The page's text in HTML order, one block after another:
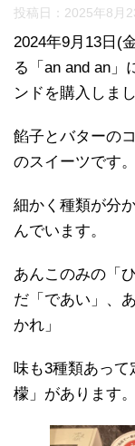
投稿日： 2025年8月
2024年9月13日(
る「an and an」
ンドを購入しまし
餡子とバターの
のスイーツです。
細かく種類が分
んでいます。
あんこのみの「
だ「であい」、
かれ」
味も3種類あっ
檬」があります。